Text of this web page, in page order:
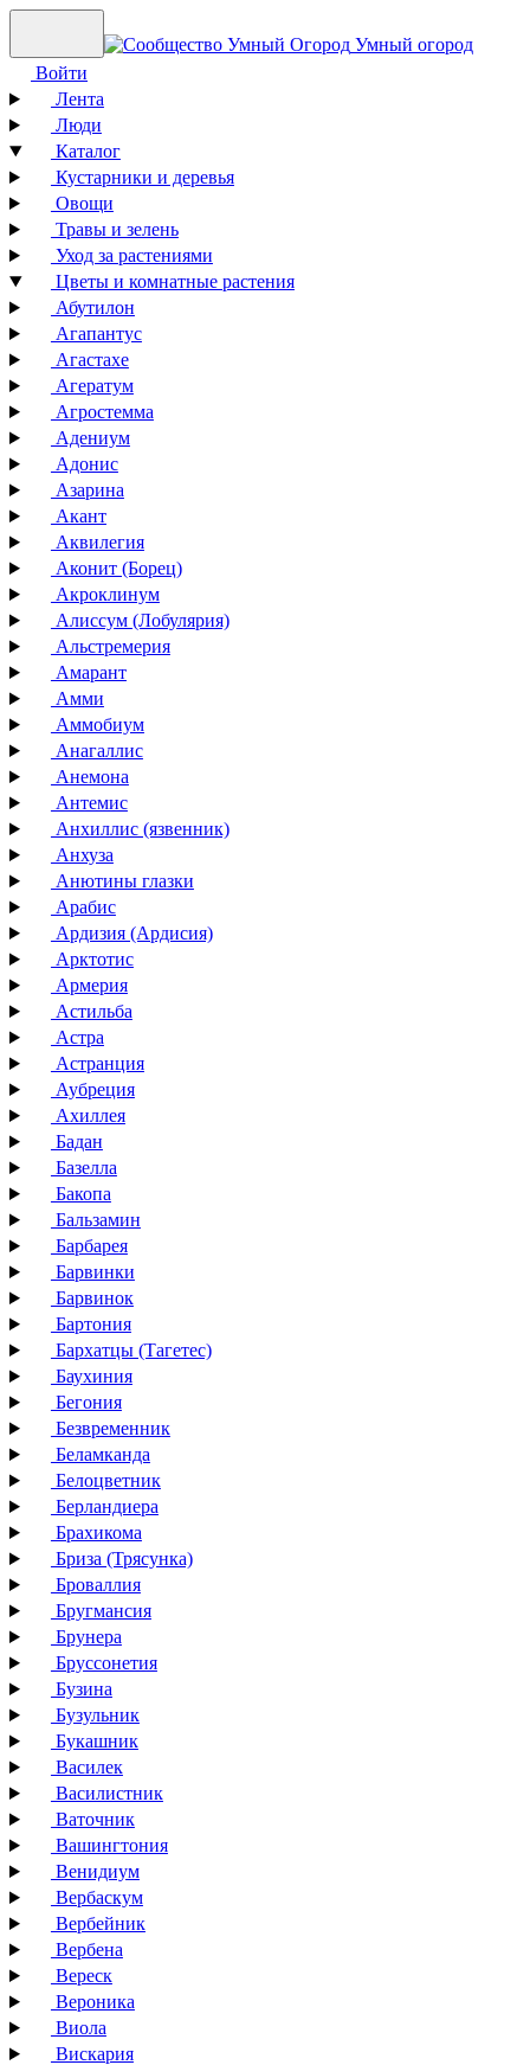
Умный огород
Войти
Лента
Люди
Каталог
Кустарники и деревья
Овощи
Травы и зелень
Уход за растениями
Цветы и комнатные растения
Абутилон
Агапантус
Агастахе
Агератум
Агростемма
Адениум
Адонис
Азарина
Акант
Аквилегия
Аконит (Борец)
Акроклинум
Алиссум (Лобулярия)
Альстремерия
Амарант
Амми
Аммобиум
Анагаллис
Анемона
Антемис
Анхиллис (язвенник)
Анхуза
Анютины глазки
Арабис
Ардизия (Ардисия)
Арктотис
Армерия
Астильба
Астра
Астранция
Аубреция
Ахиллея
Бадан
Базелла
Бакопа
Бальзамин
Барбарея
Барвинки
Барвинок
Бартония
Бархатцы (Тагетес)
Баухиния
Бегония
Безвременник
Беламканда
Белоцветник
Берландиера
Брахикома
Бриза (Трясунка)
Броваллия
Бругмансия
Брунера
Бруссонетия
Бузина
Бузульник
Букашник
Василек
Василистник
Ваточник
Вашингтония
Венидиум
Вербаскум
Вербейник
Вербена
Вереск
Вероника
Виола
Вискария